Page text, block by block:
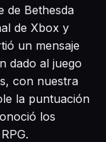
de Bethesda
de Xbox y
un mensaje
dado al juego
con nuestra
la puntuación
los